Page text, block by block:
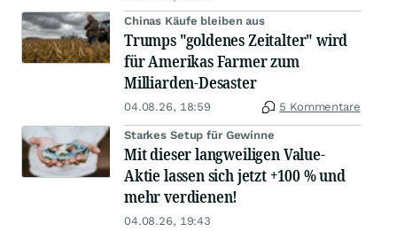
Chinas Käufe bleiben aus
Trumps "goldenes Zeitalter" wird
für Amerikas Farmer zum
Milliarden-Desaster
04.08.26, 18:59 5 Kommentare
Starkes Setup für Gewinne
Mit dieser langweiligen Value-
Aktie lassen sich jetzt +100 % und
mehr verdienen!
04.08.26, 19:43